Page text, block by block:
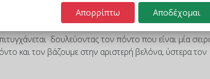
αριστερό άκρο, λεπτομέρειες για την εκτέλεση της
δουλεύοντας τον πόντο που είναι μία
και τον βάζουμε στην αριστερή βελόνα, ύστερα τον
Απορρίπτω Αποδέχομαι